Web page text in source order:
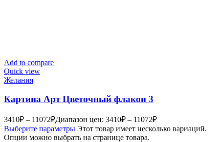
Add to compare
Quick view
Желания
Картина Арт Цветочный флакон 3
3410₽ – 11072₽Диапазон цен: 3410₽ – 11072₽
Выберите параметры Этот товар имеет несколько вариаций.
Опции можно выбрать на странице товара.